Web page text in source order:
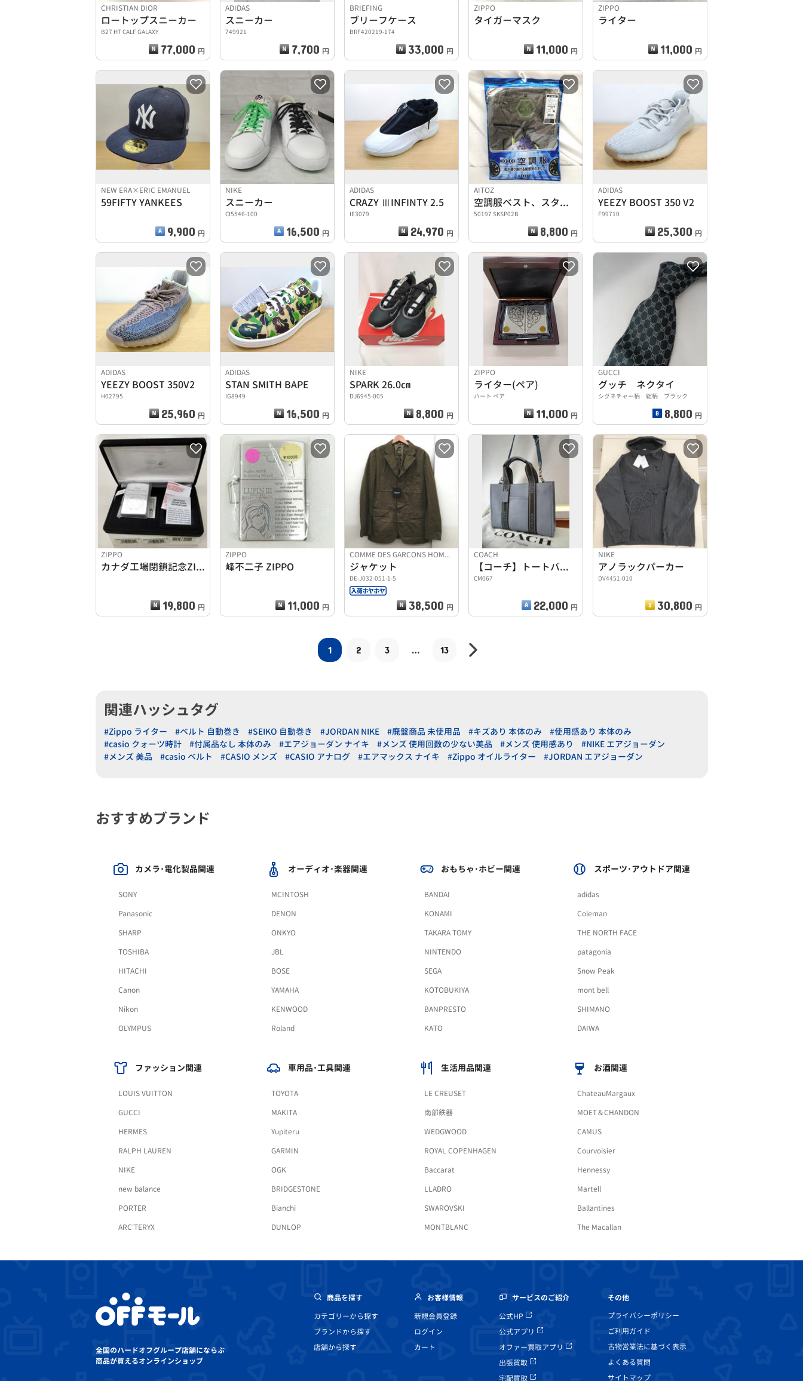
CHRISTIAN DIOR
ロートップスニーカー
B27 HT CALF GALAXY
77,000 円
ADIDAS
スニーカー
749921
7,700 円
BRIEFING
ブリーフケース
BRF420219-174
33,000 円
ZIPPO
タイガーマスク
11,000 円
ZIPPO
ライター
11,000 円
NEW ERA×ERIC EMANUEL
59FIFTY YANKEES
9,900 円
NIKE
スニーカー
CI5546-100
16,500 円
ADIDAS
CRAZY ⅢINFINTY 2.5
IE3079
24,970 円
AITOZ
空調服ベスト、スターターキットセット
50197 SKSP02B
8,800 円
ADIDAS
YEEZY BOOST 350 V2
F99710
25,300 円
ADIDAS
YEEZY BOOST 350V2
H02795
25,960 円
ADIDAS
STAN SMITH BAPE
IG8949
16,500 円
NIKE
SPARK 26.0㎝
DJ6945-005
8,800 円
ZIPPO
ライター(ペア)
ハート ペア
11,000 円
GUCCI
グッチ ネクタイ
シグネチャー柄 総柄 ブラック
8,800 円
ZIPPO
カナダ工場閉鎖記念ZIPPO
19,800 円
ZIPPO
峰不二子 ZIPPO
11,000 円
COMME DES GARCONS HOMME DEUX
ジャケット
DE-J032-051-1-5
38,500 円
COACH
【コーチ】トートバッグ ハンドバッグ ストラップ付 ビジネス
CM067
22,000 円
NIKE
アノラックパーカー
DV4451-010
30,800 円
1 2 3 … 13
関連ハッシュタグ
#Zippo ライター #ベルト 自動巻き #SEIKO 自動巻き #JORDAN NIKE #廃盤商品 未使用品 #キズあり 本体のみ
#使用感あり 本体のみ
#casio クォーツ時計
#付属品なし 本体のみ #エアジョーダン ナイキ #メンズ 使用回数の少ない美品 #メンズ 使用感あり
#NIKE エアジョーダン
#メンズ 美品
#casio ベルト #CASIO メンズ #CASIO アナログ #エアマックス ナイキ #Zippo オイルライター #JORDAN エアジョーダン
おすすめブランド
カメラ･電化製品関連
SONY
Panasonic
SHARP
TOSHIBA
HITACHI
Canon
Nikon
OLYMPUS
オーディオ･楽器関連
MCINTOSH
DENON
ONKYO
JBL
BOSE
YAMAHA
KENWOOD
Roland
おもちゃ･ホビー関連
BANDAI
KONAMI
TAKARA TOMY
NINTENDO
SEGA
KOTOBUKIYA
BANPRESTO
KATO
スポーツ･アウトドア関連
adidas
Coleman
THE NORTH FACE
patagonia
Snow Peak
mont bell
SHIMANO
DAIWA
ファッション関連
LOUIS VUITTON
GUCCI
HERMES
RALPH LAUREN
NIKE
new balance
PORTER
ARC'TERYX
車用品･工具関連
TOYOTA
MAKITA
Yupiteru
GARMIN
OGK
BRIDGESTONE
Bianchi
DUNLOP
生活用品関連
LE CREUSET
南部鉄器
WEDGWOOD
ROYAL COPENHAGEN
Baccarat
LLADRO
SWAROVSKI
MONTBLANC
お酒関連
ChateauMargaux
MOET＆CHANDON
CAMUS
Courvoisier
Hennessy
Martell
Ballantines
The Macallan
全国のハードオフグループ店舗にならぶ
商品が買えるオンラインショップ
商品を探す
カテゴリーから探す
ブランドから探す
店舗から探す
お客様情報
新規会員登録
ログイン
カート
サービスのご紹介
公式HP
公式アプリ
オファー買取アプリ
出張買取
宅配買取
その他
プライバシーポリシー
ご利用ガイド
古物営業法に基づく表示
よくある質問
サイトマップ